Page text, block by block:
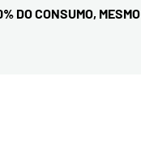
DO CONSUMO, MESMO